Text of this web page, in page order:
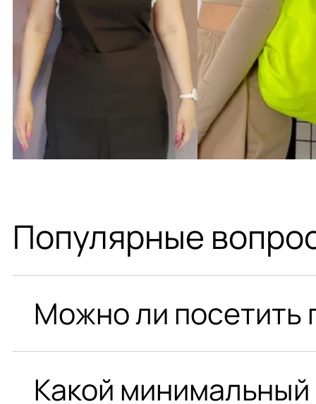
Популярные
Можно ли посетить
подходящий день.
Какой